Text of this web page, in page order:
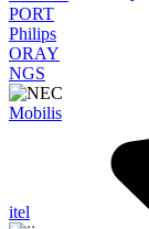
PORT
Philips
ORAY
NGS
Mobilis
itel